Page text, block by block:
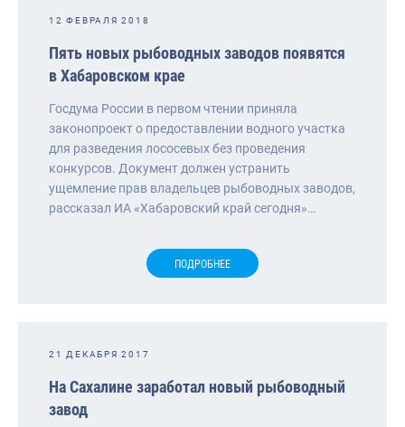
12 ФЕВРАЛЯ 2018
Пять новых рыбоводных заводов появятся
в Хабаровском крае
Госдума России в первом чтении приняла
законопроект о предоставлении водного участка
для разведения лососевых без проведения
конкурсов. Документ должен устранить
ущемление прав владельцев рыбоводных заводов,
рассказал ИА «Хабаровский край сегодня»…
ПОДРОБНЕЕ
21 ДЕКАБРЯ 2017
На Сахалине заработал новый рыбоводный
завод